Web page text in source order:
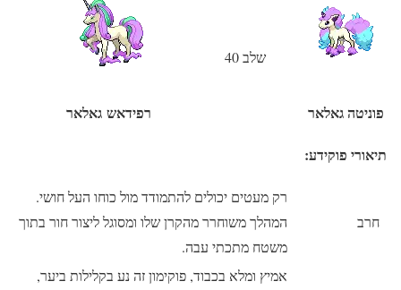
שלב 40
פוניטה גאלאר רפידאש גאלאר
תיאורי פוקידע:
חרב
רק מעטים יכולים להתמודד מול כוחו העל חושי.
המהלך משוחרר מהקרן שלו ומסוגל ליצור חור בתוך
משטח מתכתי עבה.
אמיץ ומלא בכבוד, פוקימון זה נע בקלילות ביער,